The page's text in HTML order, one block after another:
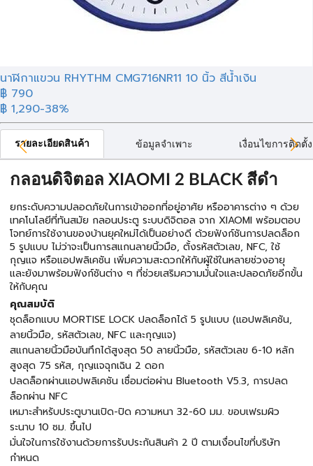
นาฬิกาแขวน RHYTHM CMG716NR11 10 นิ้ว สีน้ำเงิน
฿ 790
฿ 1,290-38%
รายละเอียดสินค้า ข้อมูลจำเพาะ เงื่อนไขการติดตั้ง
กลอนดิจิตอล XIAOMI 2 BLACK สีดำ
ยกระดับความปลอดภัยในการเข้าออกที่อยู่อาศัย หรืออาคารต่าง ๆ ด้วย
เทคโนโลยีที่ทันสมัย กลอนประตู ระบบดิจิตอล จาก XIAOMI พร้อมตอบ
โจทย์การใช้งานของบ้านยุคใหม่ได้เป็นอย่างดี ด้วยฟังก์ชันการปลดล็อก
5 รูปแบบ ไม่ว่าจะเป็นการสแกนลายนิ้วมือ, ตั้งรหัสตัวเลข, NFC, ใช้
กุญแจ หรือแอปพลิเคชัน เพิ่มความสะดวกให้กับผู้ใช้ในหลายช่วงอายุ
และยังมาพร้อมฟังก์ชันต่าง ๆ ที่ช่วยเสริมความมั่นใจและปลอดภัยอีกขั้น
ให้กับคุณ
คุณสมบัติ
ชุดล็อกแบบ MORTISE LOCK ปลดล็อกได้ 5 รูปแบบ (แอปพลิเคชัน,
ลายนิ้วมือ, รหัสตัวเลข, NFC และกุญแจ)
สแกนลายนิ้วมือบันทึกได้สูงสุด 50 ลายนิ้วมือ, รหัสตัวเลข 6-10 หลัก
สูงสุด 75 รหัส, กุญแจฉุกเฉิน 2 ดอก
ปลดล็อกผ่านแอปพลิเคชัน เชื่อมต่อผ่าน Bluetooth V5.3, การปลด
ล็อกผ่าน NFC
เหมาะสำหรับประตูบานเปิด-ปิด ความหนา 32-60 มม. ขอบเฟรมผิว
ระนาบ 10 ซม. ขึ้นไป
มั่นใจในการใช้งานด้วยการรับประกันสินค้า 2 ปี ตามเงื่อนไขที่บริษัท
กำหนด